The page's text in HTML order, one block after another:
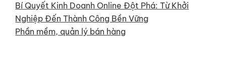
Bí Quyết Kinh Doanh Online Đột Phá: Từ Khởi
Nghiệp Đến Thành Công Bền Vững
Phần mềm, quản lý bán hàng